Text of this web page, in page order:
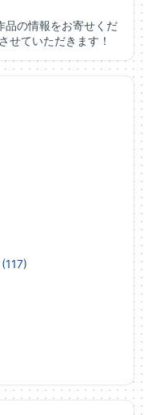
品の情報をお寄せくだ
せていただきます！